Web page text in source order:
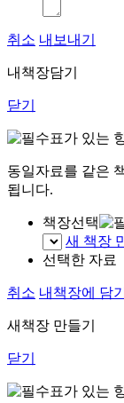
취소 내보내기
내책장담기
닫기
표가 있는
동일자료를 같은
됩니다.
책장선택
새 책장
선택한 자료
취소 내책장에 담기
새책장 만들기
닫기
표가 있는